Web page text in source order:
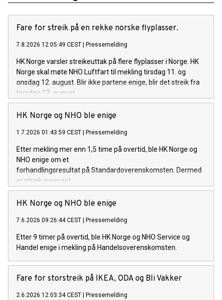
Fare for streik på en rekke norske flyplasser.
7.8.2026 12:05:49 CEST Pressemelding
HK Norge varsler streikeuttak på flere flyplasser i Norge. HK
Norge skal møte NHO Luftfart til mekling tirsdag 11. og
onsdag 12. august. Blir ikke partene enige, blir det streik fra
torsdag 13. august.
HK Norge og NHO ble enige
1.7.2026 01:43:59 CEST Pressemelding
Etter mekling mer enn 1,5 time på overtid, ble HK Norge og
NHO enige om et
forhandlingsresultat på Standardoverenskomsten. Dermed
er streik avverget.
HK Norge og NHO ble enige
7.6.2026 09:26:44 CEST Pressemelding
Etter 9 timer på overtid, ble HK Norge og NHO Service og
Handel enige i mekling på Handelsoverenskomsten.
Fare for storstreik på IKEA, ODA og Bli Vakker
2.6.2026 12:03:34 CEST Pressemelding